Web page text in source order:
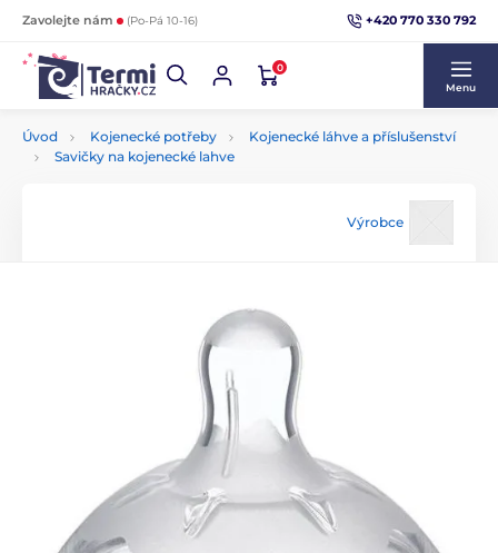
Zavolejte nám (Po-Pá 10-16) +420 770 330 792
0
Menu
Úvod Kojenecké potřeby
Kojenecké láhve a příslušenství
Savičky na kojenecké lahve
Výrobce